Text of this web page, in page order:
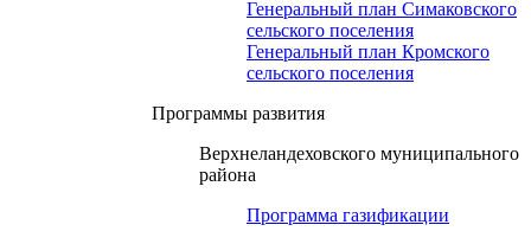
Генеральный план Симаковского
сельского поселения
Генеральный план Кромского
сельского поселения
Программы развития
Верхнеландеховского муниципального
района
Программа газификации